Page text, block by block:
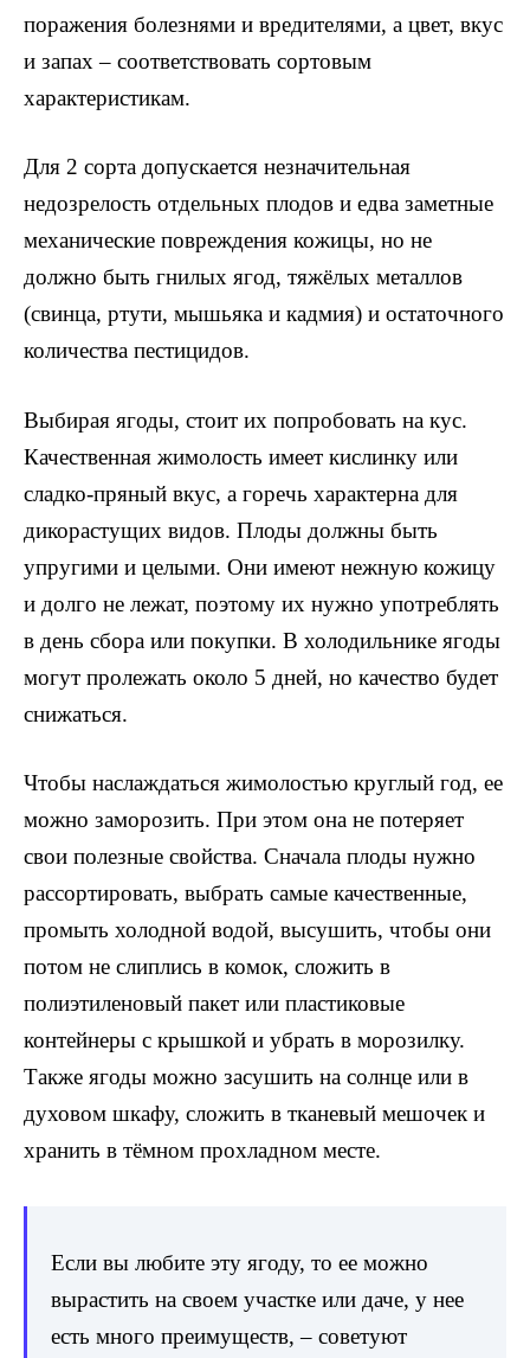
поражения болезнями и вредителями, а цвет, вкус
и запах – соответствовать сортовым
характеристикам.
Для 2 сорта допускается незначительная
недозрелость отдельных плодов и едва заметные
механические повреждения кожицы, но не
должно быть гнилых ягод, тяжёлых металлов
(свинца, ртути, мышьяка и кадмия) и остаточного
количества пестицидов.
Выбирая ягоды, стоит их попробовать на кус.
Качественная жимолость имеет кислинку или
сладко-пряный вкус, а горечь характерна для
дикорастущих видов. Плоды должны быть
упругими и целыми. Они имеют нежную кожицу
и долго не лежат, поэтому их нужно употреблять
в день сбора или покупки. В холодильнике ягоды
могут пролежать около 5 дней, но качество будет
снижаться.
Чтобы наслаждаться жимолостью круглый год, ее
можно заморозить. При этом она не потеряет
свои полезные свойства. Сначала плоды нужно
рассортировать, выбрать самые качественные,
промыть холодной водой, высушить, чтобы они
потом не слиплись в комок, сложить в
полиэтиленовый пакет или пластиковые
контейнеры с крышкой и убрать в морозилку.
Также ягоды можно засушить на солнце или в
духовом шкафу, сложить в тканевый мешочек и
хранить в тёмном прохладном месте.
Если вы любите эту ягоду, то ее можно
вырастить на своем участке или даче, у нее
есть много преимуществ, – советуют